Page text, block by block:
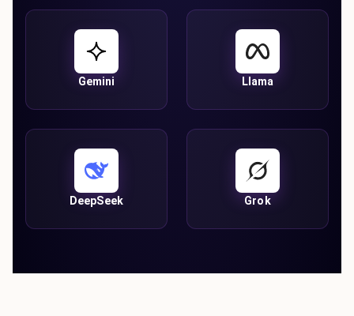
Gemini Llama
DeepSeek Grok